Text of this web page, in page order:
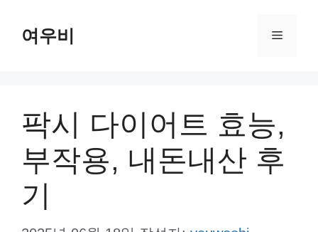
여우비 메
팍시 다이어트 효능,
부작용, 내돈내산 후
기